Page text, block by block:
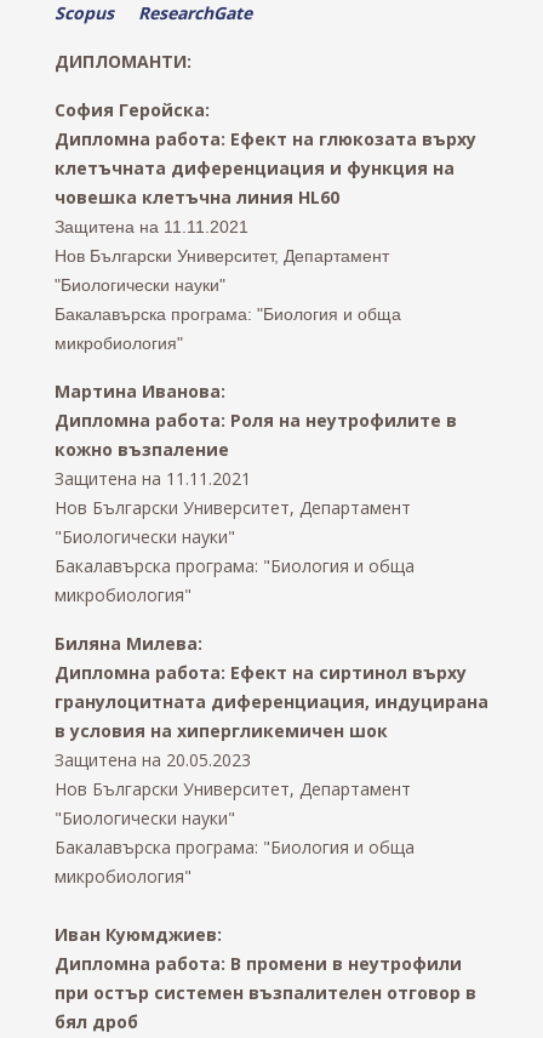
Scopus
ResearchGate
ДИПЛОМАНТИ:
София Геройска:
Дипломна работа: Ефект на глюкозата върху
клетъчната диференциация и функция на
човешка клетъчна линия HL60
Защитена на 11.11.2021
Нов Български Университет, Департамент
"Биологически науки"
Бакалавърска програма: "Биология и обща
микробиология"
Мартина Иванова:
Дипломна работа: Роля на неутрофилите в
кожно възпаление
Защитена на 11.11.2021
Нов Български Университет, Департамент
"Биологически науки"
Бакалавърска програма: "Биология и обща
микробиология"
Биляна Милева:
Дипломна работа: Eфект на сиртинол върху
гранулоцитната диференциация, индуцирана
в условия на хипергликемичен шок
Защитена на 20.05.2023
Нов Български Университет, Департамент
"Биологически науки"
Бакалавърска програма: "Биология и обща
микробиология"
Иван Куюмджиев:
Дипломна работа: В промени в неутрофили
при остър системен възпалителен отговор в
бял дроб